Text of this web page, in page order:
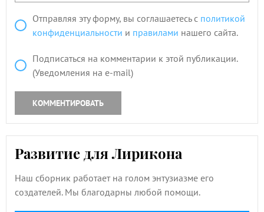
Отправляя эту форму, вы соглашаетесь с политикой
конфиденциальности и правилами нашего сайта.
Подписаться на комментарии к этой публикации.
(Уведомления на e-mail)
КОММЕНТИРОВАТЬ
Развитие для Лирикона
Наш сборник работает на голом энтузиазме его
создателей. Мы благодарны любой помощи.